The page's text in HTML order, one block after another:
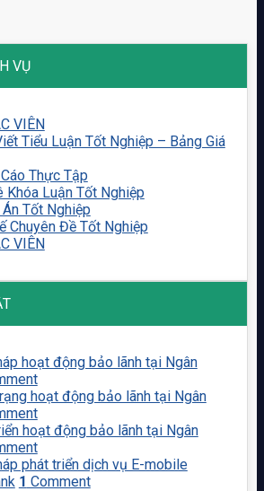
VỤ
VIÊN
Tiểu Luận Tốt Nghiệp – Bảng Giá
Thực Tập
Khóa Luận Tốt Nghiệp
Tốt Nghiệp
Chuyên Đề Tốt Nghiệp
VIÊN
hoạt động bảo lãnh tại Ngân
hoạt động bảo lãnh tại Ngân
hoạt động bảo lãnh tại Ngân
phát triển dịch vụ E-mobile
1 Comment